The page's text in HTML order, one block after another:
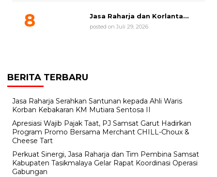
Jasa Raharja dan Korlanta...
posted on Juli 29, 2026
BERITA TERBARU
Jasa Raharja Serahkan Santunan kepada Ahli Waris
Korban Kebakaran KM Mutiara Sentosa II
Apresiasi Wajib Pajak Taat, PJ Samsat Garut Hadirkan
Program Promo Bersama Merchant CHILL-Choux &
Cheese Tart
Perkuat Sinergi, Jasa Raharja dan Tim Pembina Samsat
Kabupaten Tasikmalaya Gelar Rapat Koordinasi Operasi
Gabungan